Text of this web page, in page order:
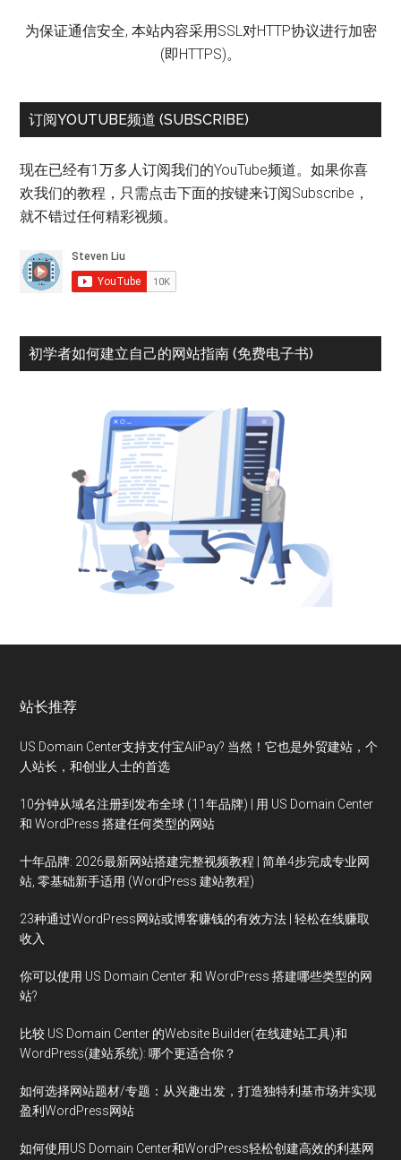
为保证通信安全, 本站内容采用SSL对HTTP协议进行加密
(即HTTPS)。
订阅YOUTUBE频道 (SUBSCRIBE)
现在已经有1万多人订阅我们的YouTube频道。如果你喜
欢我们的教程，只需点击下面的按键来订阅Subscribe，
就不错过任何精彩视频。
初学者如何建立自己的网站指南 (免费电子书)
站长推荐
US Domain Center支持支付宝AliPay? 当然！它也是外贸建站，个
人站长，和创业人士的首选
10分钟从域名注册到发布全球 (11年品牌) | 用 US Domain Center
和 WordPress 搭建任何类型的网站
十年品牌: 2026最新网站搭建完整视频教程 | 简单4步完成专业网
站, 零基础新手适用 (WordPress 建站教程)
23种通过WordPress网站或博客赚钱的有效方法 | 轻松在线赚取
收入
你可以使用 US Domain Center 和 WordPress 搭建哪些类型的网
站?
比较 US Domain Center 的Website Builder(在线建站工具)和
WordPress(建站系统): 哪个更适合你？
如何选择网站题材/专题：从兴趣出发，打造独特利基市场并实现
盈利WordPress网站
如何使用US Domain Center和WordPress轻松创建高效的利基网